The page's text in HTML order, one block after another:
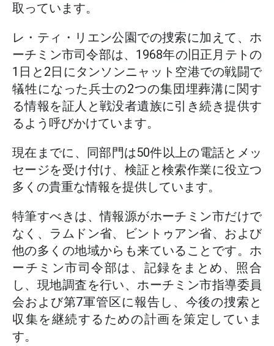
取っています。
レ・ティ・リエン公園での捜索に加えて、ホ
ーチミン市司令部は、1968年の旧正月テトの
1日と2日にタンソンニャット空港での戦闘で
犠牲になった兵士の2つの集団埋葬溝に関す
る情報を証人と戦没者遺族に引き続き提供す
るよう呼びかけています。
現在までに、同部門は50件以上の電話とメッ
セージを受け付け、検証と検索作業に役立つ
多くの貴重な情報を提供しています。
特筆すべきは、情報源がホーチミン市だけで
なく、ラムドン省、ビントゥアン省、および
他の多くの地域からも来ていることです。ホ
ーチミン市司令部は、記録をまとめ、照合
し、現地調査を行い、ホーチミン市指導委員
会および第7軍管区に報告し、今後の捜索と
収集を継続するための計画を策定していま
す。